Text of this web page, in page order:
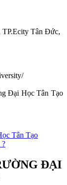
Tân Đức,
Đại Học Tân Tạo
Tân Tạo
?
ĐẠI